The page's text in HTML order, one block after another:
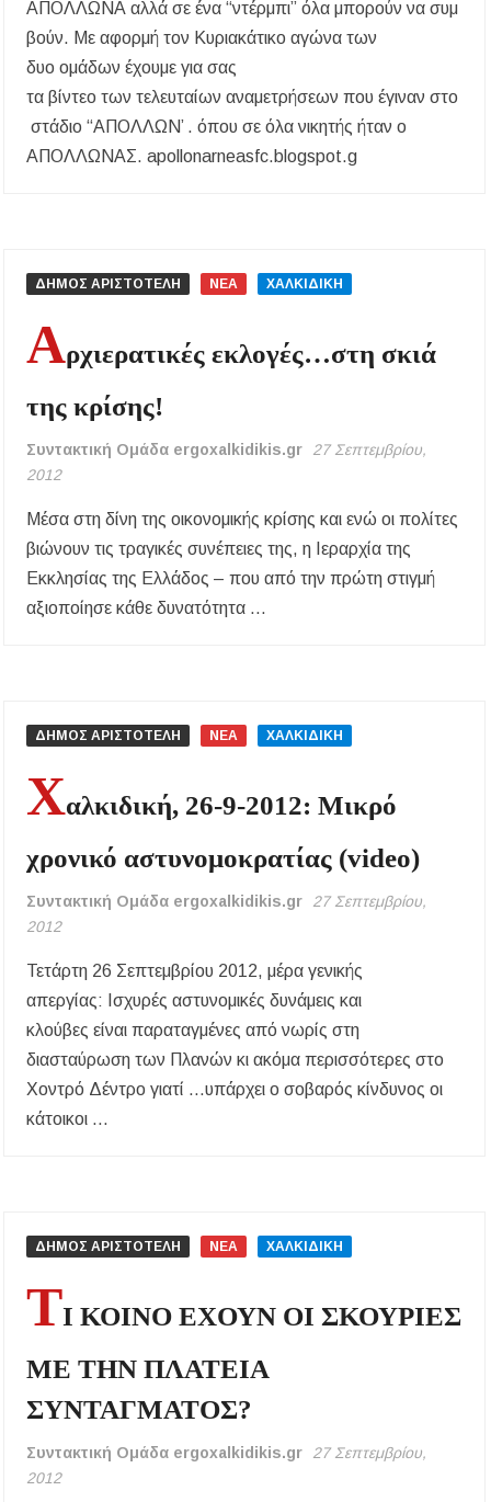
ΑΠΟΛΛΩΝΑ αλλά σε ένα “ντέρμπι” όλα μπορούν να συμ
βούν. Με αφορμή τον Κυριακάτικο αγώνα των
δυο ομάδων έχουμε για σας
τα βίντεο των τελευταίων αναμετρήσεων που έγιναν στο
στάδιο “ΑΠΟΛΛΩΝ’ . όπου σε όλα νικητής ήταν ο
ΑΠΟΛΛΩΝΑΣ. apollonarneasfc.blogspot.g
ΔΗΜΟΣ ΑΡΙΣΤΟΤΕΛΗ ΝΕΑ ΧΑΛΚΙΔΙΚΗ
Αρχιερατικές εκλογές…στη σκιά
της κρίσης!
Συντακτική Ομάδα ergoxalkidikis.gr
27 Σεπτεμβρίου,
2012
Μέσα στη δίνη της οικονομικής κρίσης και ενώ οι πολίτες
βιώνουν τις τραγικές συνέπειες της, η Ιεραρχία της
Εκκλησίας της Ελλάδος – που από την πρώτη στιγμή
αξιοποίησε κάθε δυνατότητα …
ο
στο
εκλογές…
σκιά
της
κρίσης!
ΔΗΜΟΣ ΑΡΙΣΤΟΤΕΛΗ ΝΕΑ ΧΑΛΚΙΔΙΚΗ
Χαλκιδική, 26-9-2012: Μικρό
χρονικό αστυνομοκρατίας (video)
Συντακτική Ομάδα ergoxalkidikis.gr
27 Σεπτεμβρίου,
2012
Τετάρτη 26 Σεπτεμβρίου 2012, μέρα γενικής
απεργίας: Iσχυρές αστυνομικές δυνάμεις και
κλούβες είναι παραταγμένες από νωρίς στη
διασταύρωση των Πλανών κι ακόμα περισσότερες στο
Χοντρό Δέντρο γιατί …υπάρχει ο σοβαρός κίνδυνος οι
κάτοικοι …
ΔΗΜΟΣ ΑΡΙΣΤΟΤΕΛΗ ΝΕΑ ΧΑΛΚΙΔΙΚΗ
ΤΙ ΚΟΙΝΟ ΕΧΟΥΝ ΟΙ ΣΚΟΥΡΙΕΣ
ΜΕ ΤΗΝ ΠΛΑΤΕΙΑ
ΣΥΝΤΑΓΜΑΤΟΣ?
Συντακτική Ομάδα ergoxalkidikis.gr
27 Σεπτεμβρίου,
2012